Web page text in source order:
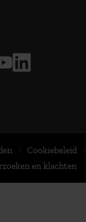
Cookiebeleid
en klachten